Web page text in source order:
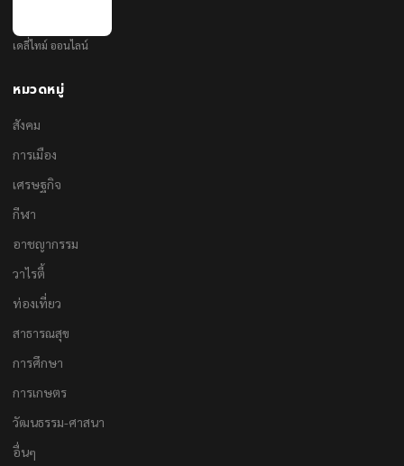
เดลี่ไทม์ ออนไลน์
หมวดหมู่
สังคม
การเมือง
เศรษฐกิจ
กีฬา
อาชญากรรม
วาไรตี้
ท่องเที่ยว
สาธารณสุข
การศึกษา
การเกษตร
วัฒนธรรม-ศาสนา
อื่นๆ